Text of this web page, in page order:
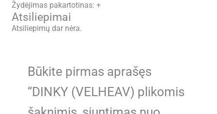
Žydėjimas pakartotinas: +
Atsiliepimai
Atsiliepimų dar nėra.
Būkite pirmas aprašęs
“DINKY (VELHEAV) plikomis